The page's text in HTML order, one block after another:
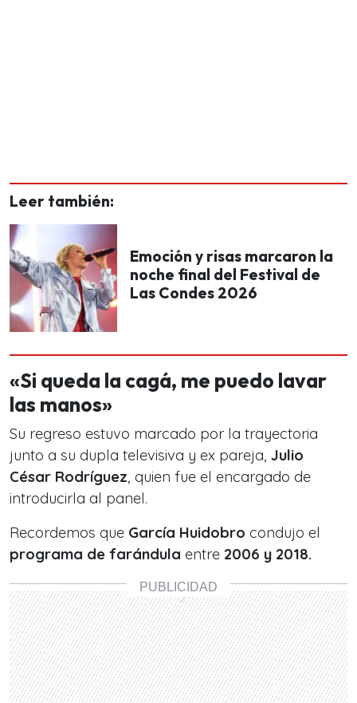
Leer también:
Emoción y risas marcaron la
noche final del Festival de
Las Condes 2026
«Si queda la cagá, me puedo lavar
las manos»
Su regreso estuvo marcado por la trayectoria
junto a su dupla televisiva y ex pareja, Julio
César Rodríguez, quien fue el encargado de
introducirla al panel.
Recordemos que García Huidobro condujo el
programa de farándula entre 2006 y 2018.